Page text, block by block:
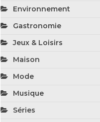
Environnement
Gastronomie
Jeux & Loisirs
Maison
Mode
Musique
Séries